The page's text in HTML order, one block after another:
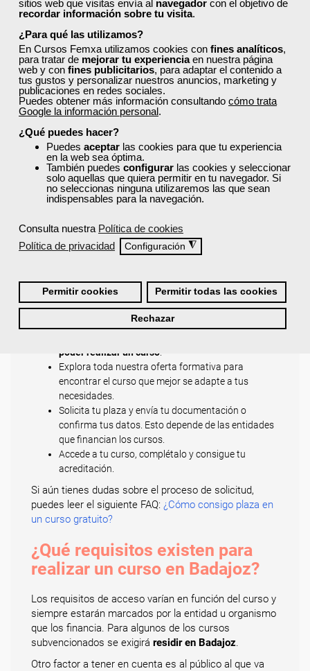
sitios web que visitas envía al navegador con el objetivo de
recordar información sobre tu visita.
¿Para qué las utilizamos?
En Cursos Femxa utilizamos cookies con fines analíticos,
para tratar de mejorar tu experienciaen nuestra página
web y con fines publicitarios, para adaptar el contenido a
tus gustos y personalizar nuestros anuncios, marketing y
publicaciones en redes sociales.
Puedes obtener más información consultando cómo trata
Google la información personal.
¿Qué puedes hacer?
Puedes aceptar las cookies para que tu experiencia
en la web sea óptima.
También puedes configurar las cookies y seleccionar
solo aquellas que quiera permitir en tu navegador. Si
no seleccionas ninguna utilizaremos las que sean
indispensables para la navegación.
Consulta nuestra Política de cookies
Política de privacidad
Configuración ◮
Permitir cookies Permitir todas las cookies
Rechazar
transporte, y prevención de riesgos laborales y
Descubre cursos tan útiles como:
Planificación de medios publicitarios
Gestión de recursos hídricos
Modificaciones legislativas de referencia en el
sector agrario
Big Data y Business Intelligence
Selección de inversiones
Normas de operación de las redes de distribución
eléctrica
Todos ellos cuentan con acreditación oficial.
¿Cómo solicitar plaza en un
curso de Femxa en Badajoz?
Regístrate y cubre todos tus datos. Esto es
importante para comprobar que cumples todos los
requisitos de acceso a un curso.
poder realizar un curso
Explora toda nuestra oferta formativa para
encontrar el curso que mejor se adapte a tus
necesidades.
Solicita tu plaza y envía tu documentación o
confirma tus datos. Esto depende de las entidades
que financian los cursos.
Accede a tu curso, complétalo y consigue tu
acreditación.
Si aún tienes dudas sobre el proceso de solicitud,
puedes leer el siguiente FAQ: ¿Cómo consigo plaza en
un curso gratuito?
¿Qué requisitos existen para
realizar un curso en Badajoz?
Los requisitos de acceso varían en función del curso y
siempre estarán marcados por la entidad u organismo
que los financia. Para algunos de los cursos
subvencionados se exigirá residir en Badajoz.
Otro factor a tener en cuenta es al público al que va